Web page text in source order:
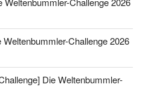
Weltenbummler-Challenge 2026
Die Weltenbummler-